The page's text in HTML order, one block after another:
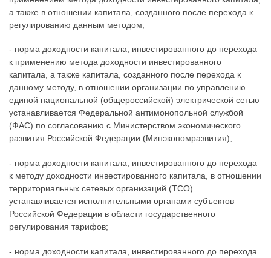
а также в отношении капитала, созданного после перехода к
регулированию данным методом;
- норма доходности капитала, инвестированного до перехода
к применению метода доходности инвестированного
капитала, а также капитала, созданного после перехода к
данному методу, в отношении организации по управлению
единой национальной (общероссийской) электрической сетью
устанавливается Федеральной антимонопольной службой
(ФАС) по согласованию с Министерством экономического
развития Российской Федерации (Минэкономразвития);
- норма доходности капитала, инвестированного до перехода
к методу доходности инвестированного капитала, в отношении
территориальных сетевых организаций (ТСО)
устанавливается исполнительными органами субъектов
Российской Федерации в области государственного
регулирования тарифов;
- норма доходности капитала, инвестированного до перехода